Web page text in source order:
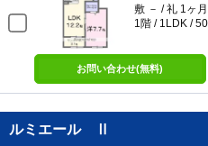
敷 － / 礼 1ヶ月
1階 / 1LDK /
お問い合わせ(無料)
ルミエール Ⅱ